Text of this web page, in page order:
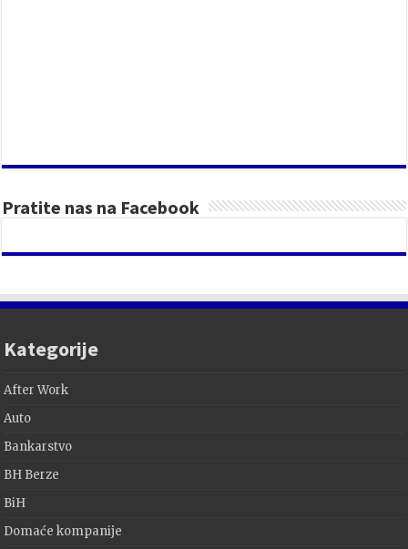
Pratite nas na Facebook
Kategorije
After Work
Auto
Bankarstvo
BH Berze
BiH
Domaće kompanije